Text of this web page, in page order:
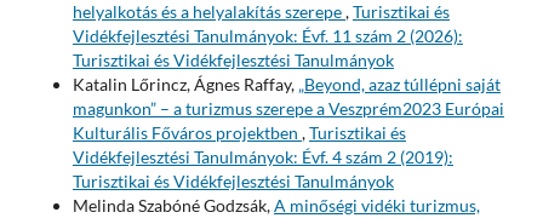
helyalkotás és a helyalakítás szerepe,Turisztikai és
Vidékfejlesztési Tanulmányok: Évf. 11 szám 2 (2026):
Turisztikai és Vidékfejlesztési Tanulmányok
Katalin Lőrincz, Ágnes Raffay, „Beyond, azaz túllépni saját
magunkon” – a turizmus szerepe a Veszprém2023 Európai
Kulturális Főváros projektben ,Turisztikai és
Vidékfejlesztési Tanulmányok: Évf. 4 szám 2 (2019):
Turisztikai és Vidékfejlesztési Tanulmányok
Melinda Szabóné Godzsák,A minőségi vidéki turizmus,